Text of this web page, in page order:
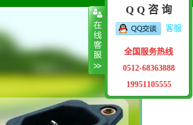
Q Q 咨 询
客服
全国服务热线
0512-68363888
19951105555